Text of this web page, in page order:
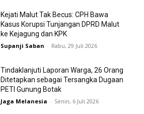
Kejati Malut Tak Becus: CPH Bawa
Kasus Korupsi Tunjangan DPRD Malut
ke Kejagung dan KPK
Supanji Saban - Rabu, 29 Juli 2026
Tindaklanjuti Laporan Warga, 26 Orang
Ditetapkan sebagai Tersangka Dugaan
PETI Gunung Botak
Jaga Melanesia - Senin, 6 Juli 2026